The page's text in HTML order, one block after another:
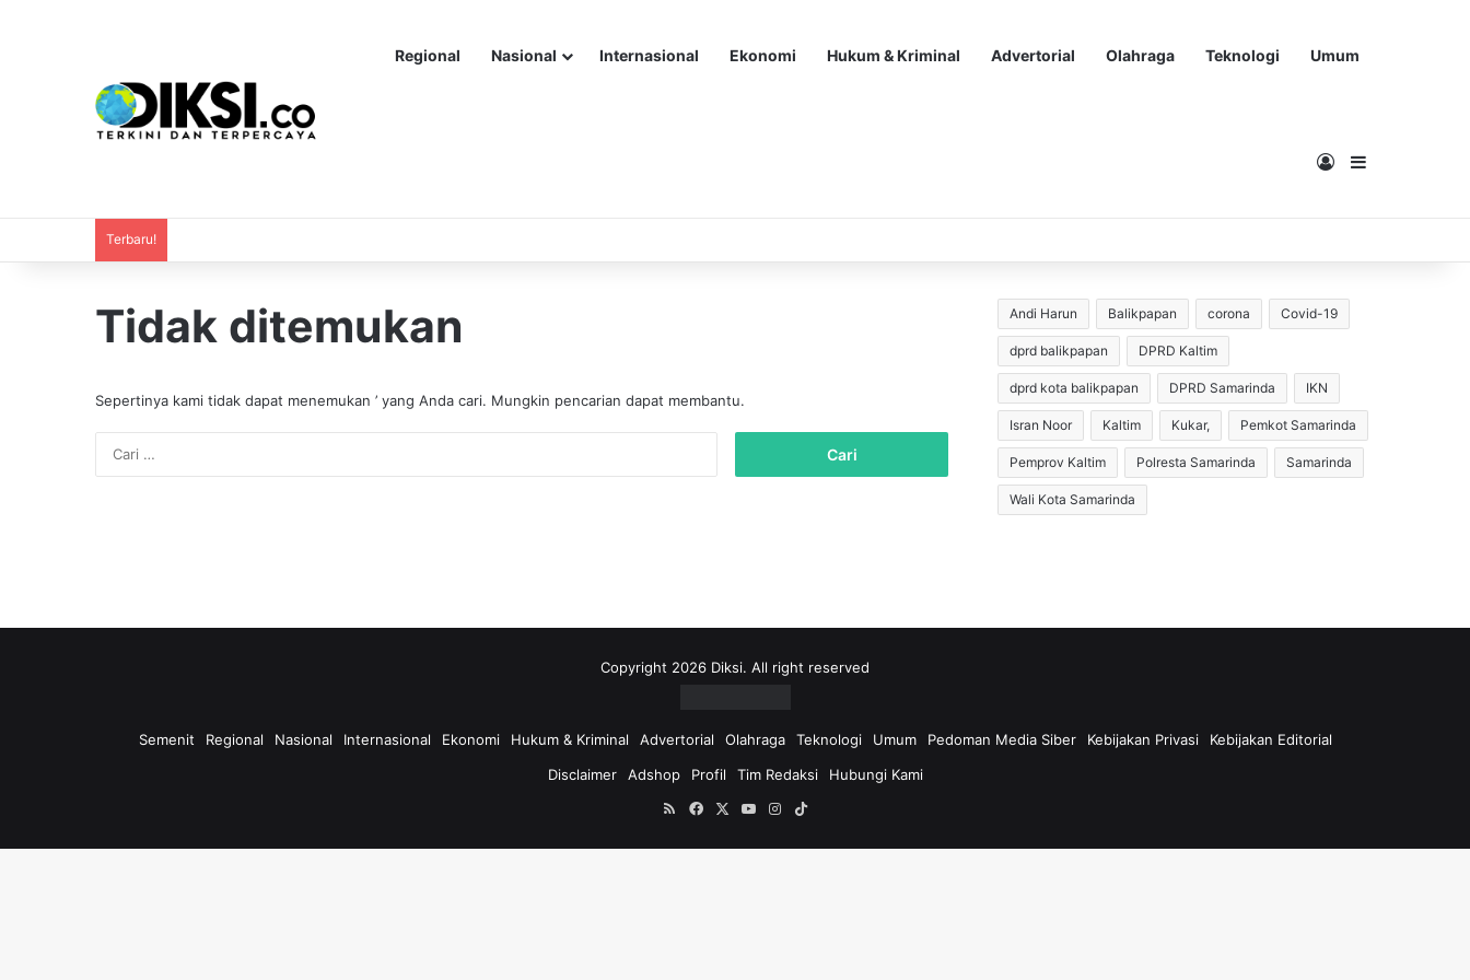
Regional Nasional Internasional Ekonomi Hukum & Kriminal Advertorial Olahraga Teknologi Umum
Masuk
Terbaru!
Tidak ditemukan
Sepertinya kami tidak dapat menemukan ’ yang Anda cari. Mungkin pencarian dapat membantu.
k
Andi Harun Balikpapan corona Covid-19
dprd balikpapan DPRD Kaltim
dprd kota balikpapan DPRD Samarinda IKN
Isran Noor Kaltim Kukar, Pemkot Samarinda
Pemprov Kaltim Polresta Samarinda Samarinda
Wali Kota Samarinda
Copyright 2026 Diksi. All right reserved
Semenit Regional Nasional Internasional Ekonomi Hukum & Kriminal Advertorial Olahraga Teknologi Umum Pedoman Media Siber Kebijakan Privasi
Kebijakan Editorial
Disclaimer
Adshop Profil Tim Redaksi
Hubungi Kami
RSSFacebookYouTubeInstagram
TikTok